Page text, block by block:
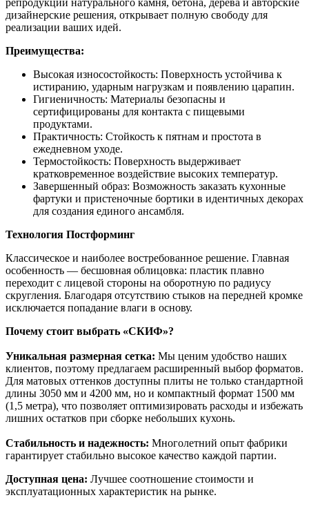
дизайнерские решения, открывает полную свободу для
реализации ваших идей.
Преимущества:
Высокая износостойкость: Поверхность устойчива к
истиранию, ударным нагрузкам и появлению царапин.
Гигиеничность: Материалы безопасны и
сертифицированы для контакта с пищевыми
продуктами.
Практичность: Стойкость к пятнам и простота в
ежедневном уходе.
Термостойкость: Поверхность выдерживает
кратковременное воздействие высоких температур.
Завершенный образ: Возможность заказать кухонные
фартуки и пристеночные бортики в идентичных декорах
для создания единого ансамбля.
Технология Постформинг
Классическое и наиболее востребованное решение. Главная
особенность — бесшовная облицовка: пластик плавно
переходит с лицевой стороны на оборотную по радиусу
скругления. Благодаря отсутствию стыков на передней кромке
исключается попадание влаги в основу.
Почему стоит выбрать «СКИФ»?
Уникальная размерная сетка: Мы ценим удобство наших
клиентов, поэтому предлагаем расширенный выбор форматов.
Для матовых оттенков доступны плиты не только стандартной
длины 3050 мм и 4200 мм, но и компактный формат 1500 мм
(1,5 метра), что позволяет оптимизировать расходы и избежать
лишних остатков при сборке небольших кухонь.
Стабильность и надежность: Многолетний опыт фабрики
гарантирует стабильно высокое качество каждой партии.
Доступная цена: Лучшее соотношение стоимости и
эксплуатационных характеристик на рынке.